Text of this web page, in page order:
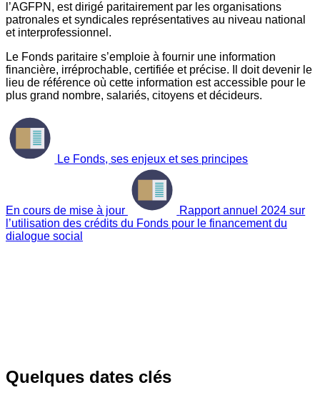
l’AGFPN, est dirigé paritairement par les organisations
patronales et syndicales représentatives au niveau national
et interprofessionnel.
Le Fonds paritaire s’emploie à fournir une information
financière, irréprochable, certifiée et précise. Il doit devenir le
lieu de référence où cette information est accessible pour le
plus grand nombre, salariés, citoyens et décideurs.
Le Fonds, ses enjeux et ses principes
En cours de mise à jour
Rapport annuel 2024 sur
l’utilisation des crédits du Fonds pour le financement du
dialogue social
Quelques dates clés